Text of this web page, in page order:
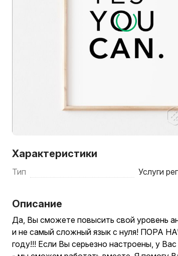
Характеристики
Тип Услуги
Описание
Да, Вы сможете повысить свой уровень
и не самый сложный язык с нуля! ПОРА
году!!! Если Вы серьезно настроены, у